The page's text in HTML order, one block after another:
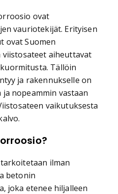
ovat
vauriotekijät. Erityisen
ovat Suomen
viistosateet aiheuttavat
Tällöin
ja rakennukselle on
nopeammin vastaan
vaikutuksesta
ilman
betonin
joka etenee hiljalleen